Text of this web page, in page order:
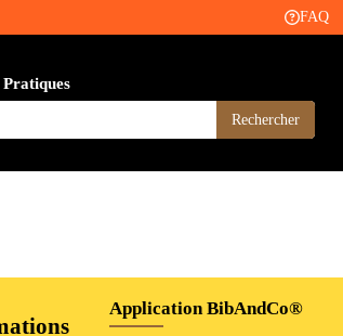
FAQ
Rechercher
Application BibAndCo®